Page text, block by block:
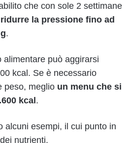
che con sole 2 settimane
ridurre la pressione fino ad
.
alimentare può aggirarsi
kcal. Se è necessario
peso, meglio un menu che si
kcal.
alcuni esempi, il cui punto in
nutrienti.